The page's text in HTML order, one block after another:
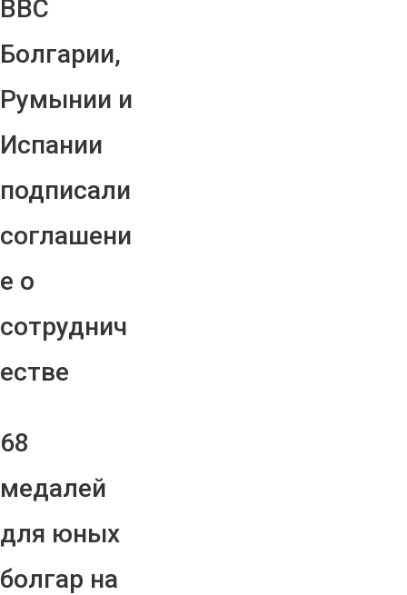
ВВС
Болгарии,
Румынии и
Испании
подписали
соглашени
е о
сотруднич
естве
68
медалей
для юных
болгар на